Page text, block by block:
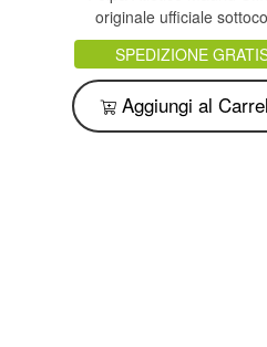
originale ufficiale
SPEDIZIONE
Aggiungi al